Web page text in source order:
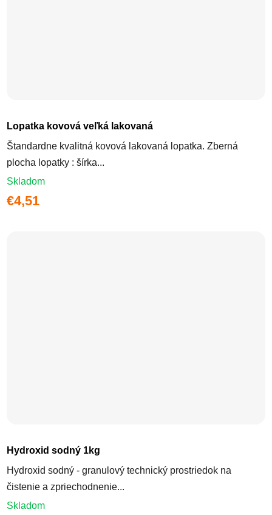
Lopatka kovová veľká lakovaná
Štandardne kvalitná kovová lakovaná lopatka. Zberná
plocha lopatky : šírka...
Skladom
€4,51
Hydroxid sodný 1kg
Hydroxid sodný - granulový technický prostriedok na
čistenie a zpriechodnenie...
Skladom